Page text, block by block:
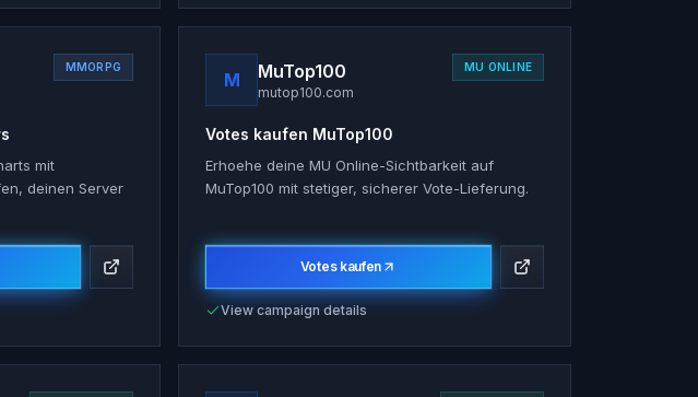
MMORPG
mit
deinen Server
M MuTop100
mutop100.com
MU ONLINE
Votes kaufen MuTop100
Erhoehe deine MU Online-Sichtbarkeit auf
MuTop100 mit stetiger, sicherer Vote-Lieferung.
Votes kaufen
View campaign details